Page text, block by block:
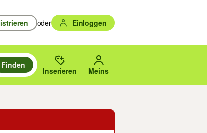
oder Einloggen
und mit Eingabetaste auswählen.
suchen, oder Vorschläge mit den Pfeiltasten nach oben/
Orts oder PLZ.
Finden
Inserieren Meins